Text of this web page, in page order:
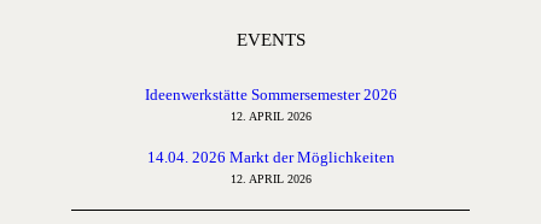
EVENTS
Ideenwerkstätte Sommersemester 2026
12. APRIL 2026
14.04. 2026 Markt der Möglichkeiten
12. APRIL 2026